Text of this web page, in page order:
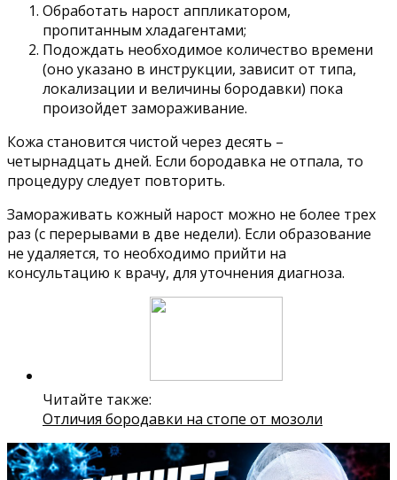
Обработать нарост аппликатором,
пропитанным хладагентами;
Подождать необходимое количество времени
(оно указано в инструкции, зависит от типа,
локализации и величины бородавки) пока
произойдет замораживание.
Кожа становится чистой через десять –
четырнадцать дней. Если бородавка не отпала, то
процедуру следует повторить.
Замораживать кожный нарост можно не более трех
раз (с перерывами в две недели). Если образование
не удаляется, то необходимо прийти на
консультацию к врачу, для уточнения диагноза.
Читайте также:
Отличия бородавки на стопе от мозоли